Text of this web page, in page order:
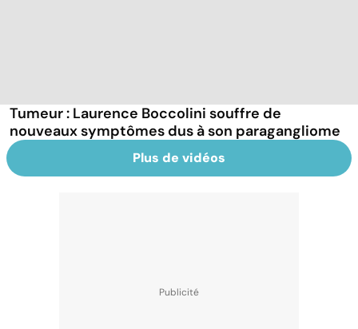
Tumeur : Laurence Boccolini souffre de
nouveaux symptômes dus à son paragangliome
Plus de vidéos